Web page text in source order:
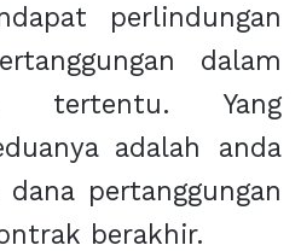
perlindungan
dalam
tertentu. Yang
adalah anda
pertanggungan
berakhir.